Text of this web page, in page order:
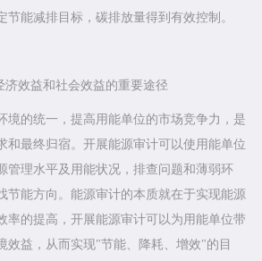
节能减排目标，碳排放量得到有效控制。
济效益和社会效益的重要途径
境的统一，提高用能单位的市场竞争力，是
和最终归宿。开展能源审计可以使用能单位
管理水平及用能状况，排查问题和薄弱环
节能方向。能源审计的本质就在于实现能源
率的提高，开展能源审计可以为用能单位带
效益，从而实现"节能、降耗、增效"的目